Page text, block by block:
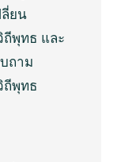
ยน
ถีพุทธ และ
ถาม
ถีพุทธ